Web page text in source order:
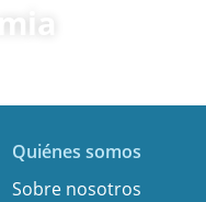
Quiénes somos
Sobre nosotros